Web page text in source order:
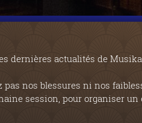
dernières actualités de
pas nos blessures ni nos
session, pour organiser